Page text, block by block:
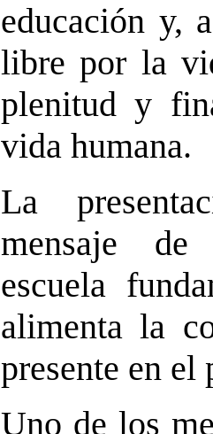
educación y,
libre por la
plenitud y
vida humana.
La
mensaje
escuela
alimenta la
presente en
Uno de los